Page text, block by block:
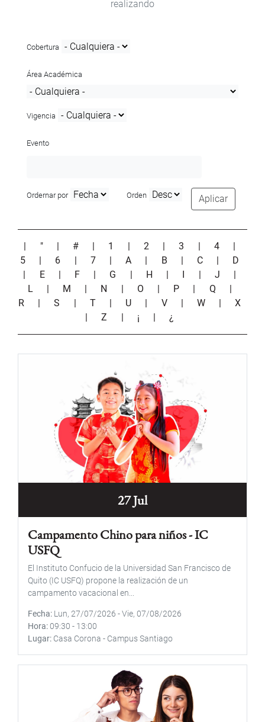
realizando
Cobertura
Área Académica
Vigencia
Evento
Ordernar por Orden Aplicar
| " | # | 1 | 2 |3 | 4
|
5
| 6 | 7 |A | B | C | D
| E | F | G | H | I | J
|
L
| M | N | O | P | Q
|
R
|S | T | U | V |W |X
|Z | ¡ |¿
27 Jul
Campamento Chino para niños - IC
USFQ
El Instituto Confucio de la Universidad San Francisco de
Quito (IC USFQ) propone la realización de un
campamento vacacional en...
Fecha Lun, 27/07/2026 -Vie, 07/08/2026
Hora 09:30 - 13:00
Lugar Casa Corona - Campus Santiago